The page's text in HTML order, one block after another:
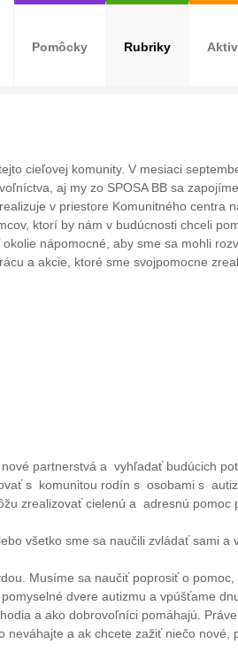
cieľovej komunity. V mesiaci
aj my zo SPOSA BB sa
v priestore Komunitného centra
ktorí by nám v budúcnosti chceli
nápomocné, aby sme sa mohli
a akcie, ktoré sme svojpomocne
partnerstvá a vyhľadať budúcich
s komunitou rodín s osobami s
zrealizovať cielenú a adresnú pomoc
všetko sme sa naučili zvládať sami a
Musíme sa naučiť poprosiť o pomoc,
dvere autizmu a vpúšťame
a ako dobrovoľníci pomáhajú.
a ak chcete zažiť niečo nové,
Pomôcky Rubriky